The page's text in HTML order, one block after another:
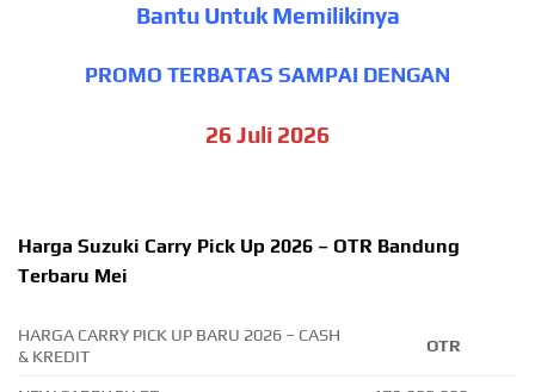
Bantu Untuk Memilikinya
PROMO TERBATAS SAMPAI DENGAN
26 Juli 2026
Harga Suzuki Carry Pick Up 2026 – OTR Bandung
Terbaru Mei
HARGA CARRY PICK UP BARU 2026 – CASH
& KREDIT
OTR